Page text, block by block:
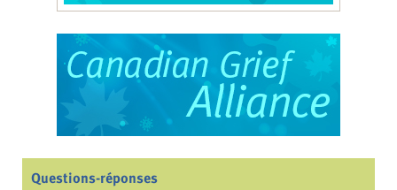
Questions-réponses